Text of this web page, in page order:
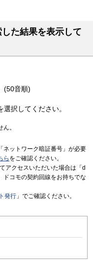
た結果を表示して
(50音順)
択してください。
。
ネットワーク暗証番号」が必要
ら をご確認ください。
アクセスいただいた場合は「d
ドコモの契約回線をお持ちでな
発行 」でご確認ください。